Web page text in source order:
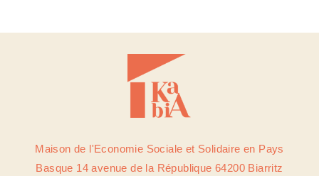
Maison de l'Economie Sociale et Solidaire en Pays
Basque 14 avenue de la République 64200 Biarritz